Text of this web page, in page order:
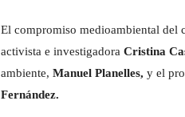
El compromiso medioambiental del
activista e investigadora Cristina
ambiente, Manuel Planelles, y el
Fernández.